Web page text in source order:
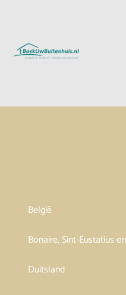
België
Bonaire, Sint-Eustatius
Duitsland